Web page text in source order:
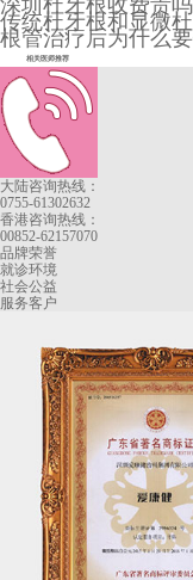
深圳杜牙根收费贵
传统杜牙根和显微
根管治疗后为什么
相关医师推荐
大陆咨询热线：
0755-61302632
香港咨询热线：
00852-62157070
品牌荣誉
就诊环境
社会公益
服务客户